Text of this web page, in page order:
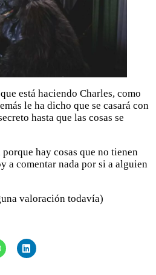
está haciendo Charles, como
le ha dicho que se casará con
hasta que las cosas se
hay cosas que no tienen
a comentar nada por si a alguien
valoración todavía)